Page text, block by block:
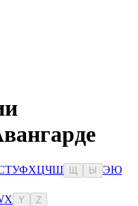
ТУФХЦЧШ Ы ЭЮ
X Y Z